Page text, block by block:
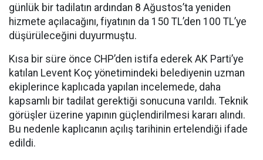
günlük bir tadilatın ardından 8 Ağustos’ta yeniden
hizmete açılacağını, fiyatının da 150 TL’den 100 TL’ye
düşürüleceğini duyurmuştu.
Kısa bir süre önce CHP’den istifa ederek AK Parti’ye
katılan Levent Koç yönetimindeki belediyenin uzman
ekiplerince kaplıcada yapılan incelemede, daha
kapsamlı bir tadilat gerektiği sonucuna varıldı. Teknik
görüşler üzerine yapının güçlendirilmesi kararı alındı.
Bu nedenle kaplıcanın açılış tarihinin ertelendiği ifade
edildi.